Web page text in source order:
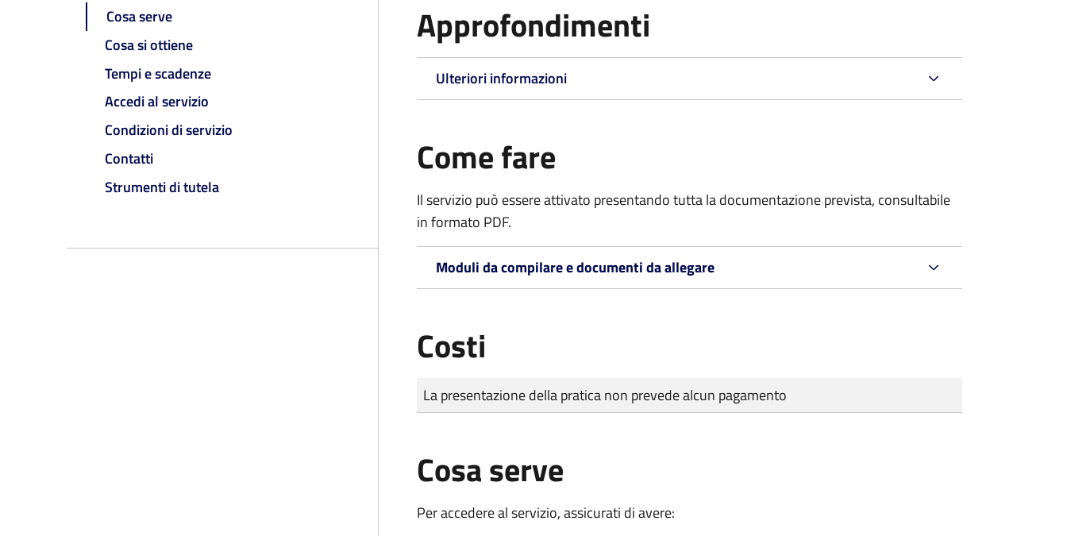
Cosa serve
Cosa si ottiene
Tempi e scadenze
Accedi al servizio
Condizioni di servizio
Contatti
Strumenti di tutela
Approfondimenti
Ulteriori informazioni
Come fare
Il servizio può essere attivato presentando tutta la documentazione prevista, consultabile
in formato PDF.
Moduli da compilare e documenti da allegare
Costi
Tipo di pagamento
Importo
La presentazione della pratica non prevede alcun pagamento
Cosa serve
Per accedere al servizio, assicurati di avere: